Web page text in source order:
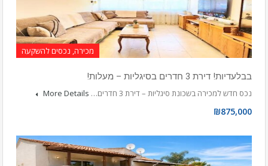
מכירה, נכסים להשקעה
בבלעדיות! דירת 3 חדרים בסיגליות – מעלות!
נכס חדש למכירה בשכונת סיגליות – דירת 3 חדרים…
More Details
₪875,000